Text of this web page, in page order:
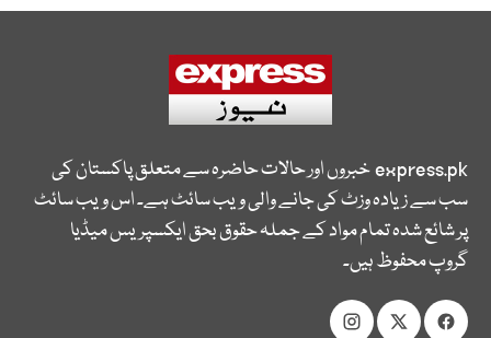
express.pkخبروں اور حالات حاضرہ سے متعلق پاکستان کی
سب سے زیادہ وزٹ کی جانے والی ویب سائٹ ہے۔ اس ویب سائٹ
پر شائع شدہ تمام مواد کے جملہ حقوق بحق ایکسپریس میڈیا
گروپ محفوظ ہیں۔